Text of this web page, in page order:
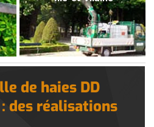
de haies DD
des réalisations